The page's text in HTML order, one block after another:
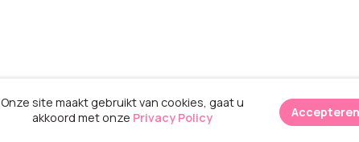
Onze site maakt gebruikt van cookies, gaat u
akkoord met onze Privacy Policy Accepteren